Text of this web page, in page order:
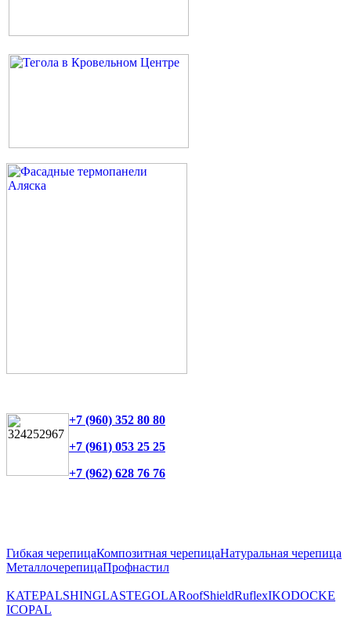
+7 (960) 352 80 80
+7 (961) 053 25 25
+7 (962) 628 76 76
Гибкая черепицаКомпозитная черепицаНатуральная черепица
МеталлочерепицаПрофнастил
KATEPALSHINGLASTEGOLARoofShieldRuflexIKODOCKE
ICOPAL